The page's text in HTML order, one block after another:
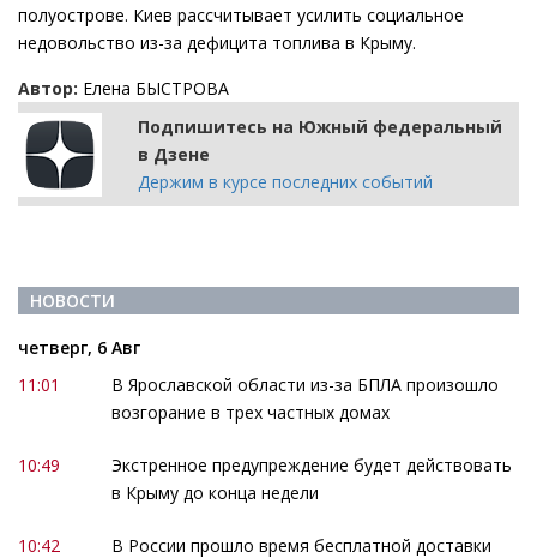
полуострове. Киев рассчитывает усилить социальное
недовольство из-за дефицита топлива в Крыму.
Автор: Елена БЫСТРОВА
Подпишитесь на Южный федеральный
в Дзене
Держим в курсе последних событий
НОВОСТИ
четверг, 6 Авг
11:01
В Ярославской области из-за БПЛА произошло
возгорание в трех частных домах
10:49
Экстренное предупреждение будет действовать
в Крыму до конца недели
10:42
В России прошло время бесплатной доставки